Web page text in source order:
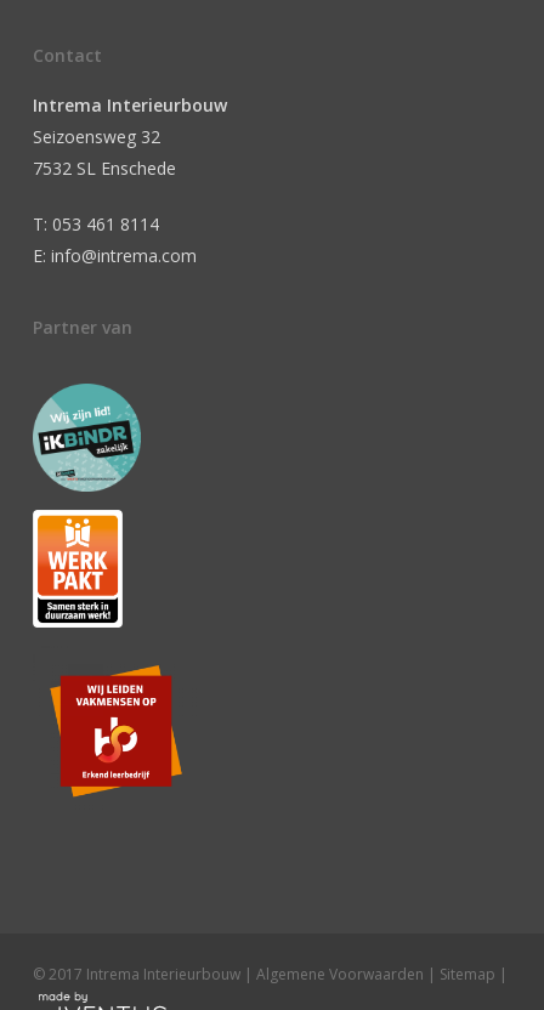
Contact
Intrema Interieurbouw
Seizoensweg 32
7532 SL Enschede
T: 053 461 8114
E: info@intrema.com
Partner van
© 2017 Intrema Interieurbouw | Algemene Voorwaarden | Sitemap |